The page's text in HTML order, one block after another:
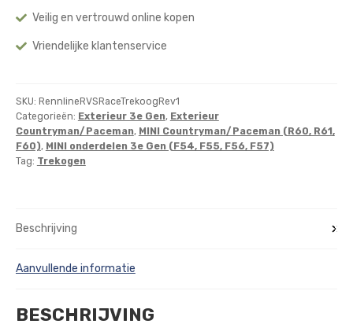
Veilig en vertrouwd online kopen
Vriendelijke klantenservice
SKU: RennlineRVSRaceTrekoogRev1
Categorieën: Exterieur 3e Gen, Exterieur
Countryman/Paceman, MINI Countryman/Paceman (R60, R61,
F60), MINI onderdelen 3e Gen (F54, F55, F56, F57)
Tag: Trekogen
Beschrijving
Aanvullende informatie
BESCHRIJVING